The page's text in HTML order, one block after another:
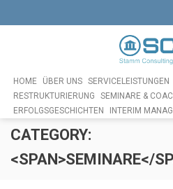
HOME ÜBER UNS SERVICELEISTUNGEN
RESTRUKTURIERUNG
SEMINARE &
ERFOLGSGESCHICHTEN
INTERIM
CATEGORY:
<SPAN>SEMINARE</